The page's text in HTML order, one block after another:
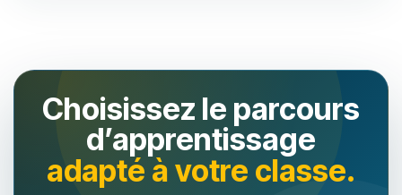
Choisissez le parcours
d’apprentissage
adapté à votre classe.